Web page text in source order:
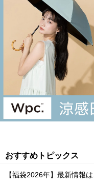
おすすめトピックス
【福袋2026年】最新情報